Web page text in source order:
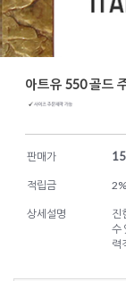
아트유 550 골드
판매가
적립금 2%
상세설명
진
수
력